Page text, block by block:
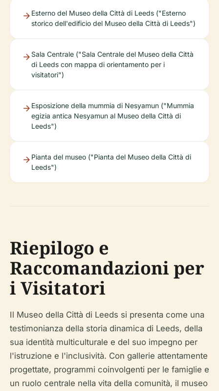
Esterno del Museo della Città di Leeds ("Esterno
storico dell'edificio del Museo della Città di Leeds")
Sala Centrale ("Sala Centrale del Museo della Città
di Leeds con mappa di orientamento per i
visitatori")
Esposizione della mummia di Nesyamun ("Mummia
egizia antica Nesyamun al Museo della Città di
Leeds")
Pianta del museo ("Pianta del Museo della Città di
Leeds")
Riepilogo e
Raccomandazioni per
i Visitatori
Il Museo della Città di Leeds si presenta come una
testimonianza della storia dinamica di Leeds, della
sua identità multiculturale e del suo impegno per
l'istruzione e l'inclusività. Con gallerie attentamente
progettate, programmi coinvolgenti per le famiglie e
un ruolo centrale nella vita della comunità, il museo